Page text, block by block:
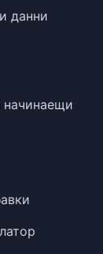
данни
начинаещи